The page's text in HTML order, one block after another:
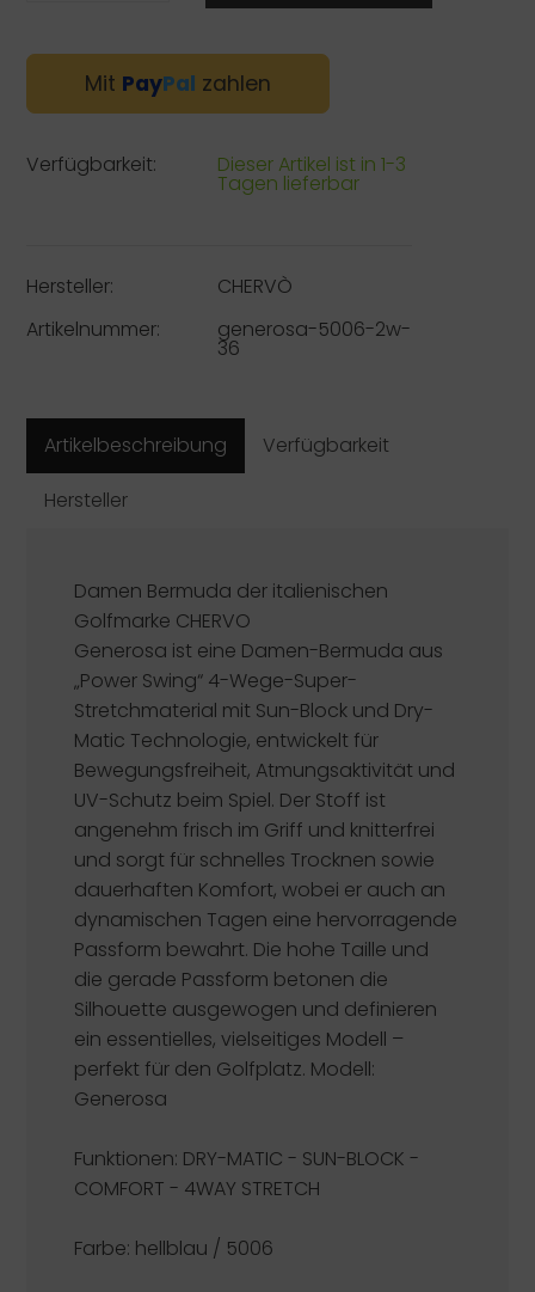
Mit PayPal zahlen
Verfügbarkeit: Dieser Artikel ist in 1-3
Tagen lieferbar
Hersteller:
CHERVÒ
Artikelnummer:
generosa-5006-2w-
36
Artikelbeschreibung
Verfügbarkeit
Hersteller
Damen Bermuda der italienischen
Golfmarke CHERVO
Generosa ist eine Damen-Bermuda aus
„Power Swing“ 4-Wege-Super-
Stretchmaterial mit Sun-Block und Dry-
Matic Technologie, entwickelt für
Bewegungsfreiheit, Atmungsaktivität und
UV-Schutz beim Spiel. Der Stoff ist
angenehm frisch im Griff und knitterfrei
und sorgt für schnelles Trocknen sowie
dauerhaften Komfort, wobei er auch an
dynamischen Tagen eine hervorragende
Passform bewahrt. Die hohe Taille und
die gerade Passform betonen die
Silhouette ausgewogen und definieren
ein essentielles, vielseitiges Modell –
perfekt für den Golfplatz. Modell:
Generosa
Funktionen: DRY-MATIC - SUN-BLOCK -
COMFORT - 4WAY STRETCH
Farbe: hellblau / 5006